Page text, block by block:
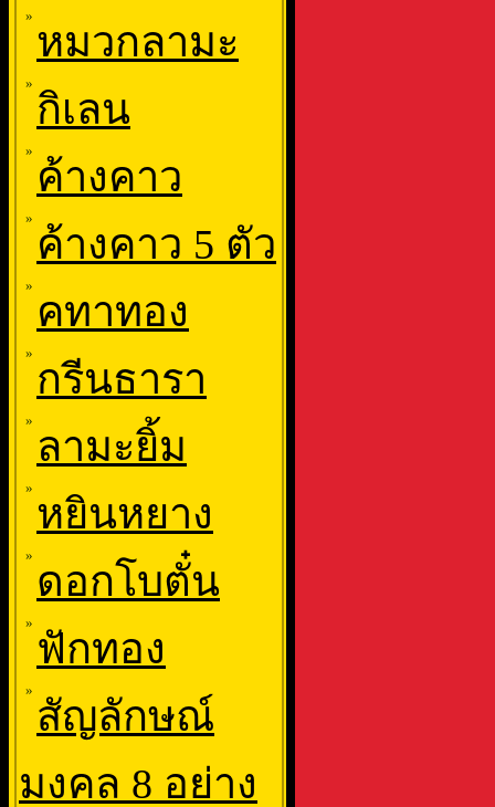
»
หมวกลามะ
»
กิเลน
»
ค้างคาว
»
ค้างคาว 5 ตัว
»
คทาทอง
»
กรีนธารา
»
ลามะยิ้ม
»
หยินหยาง
»
ดอกโบตั๋น
»
ฟักทอง
»
สัญลักษณ์
มงคล 8 อย่าง